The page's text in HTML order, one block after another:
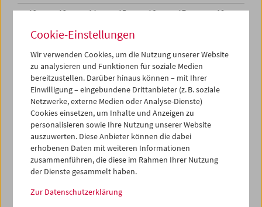
12
13 14 15 16 17
18
19
20 21 22
26
28 30
01
02
03 04 05 06 07
iCalender
Programmheft-PDF
English language or subtitles
< Vorherige Woche
Mo 26.5.
Cookie-Einstellungen
Wir verwenden Cookies, um die Nutzung unserer Website
zu analysieren und Funktionen für soziale Medien
bereitzustellen. Darüber hinaus können – mit Ihrer
Einwilligung – eingebundene Drittanbieter (z. B. soziale
Netzwerke, externe Medien oder Analyse-Dienste)
Cookies einsetzen, um Inhalte und Anzeigen zu
personalisieren sowie Ihre Nutzung unserer Website
auszuwerten. Diese Anbieter können die dabei
erhobenen Daten mit weiteren Informationen
zusammenführen, die diese im Rahmen Ihrer Nutzung
der Dienste gesammelt haben.
Zur Datenschutzerklärung